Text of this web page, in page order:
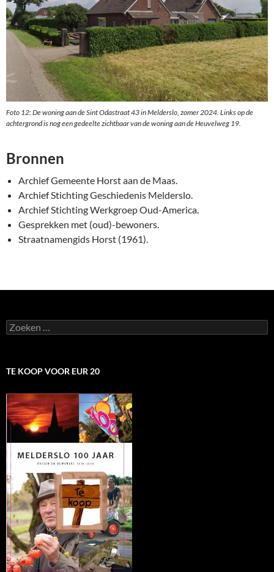
Foto 12: De woning aan de Sint Odastraat 43 in Melderslo, zomer 2024. Links op de
achtergrond is nog een gedeelte zichtbaar van de woning aan de Heuvelweg 19.
Bronnen
Archief Gemeente Horst aan de Maas.
Archief Stichting Geschiedenis Melderslo.
Archief Stichting Werkgroep Oud-America.
Gesprekken met (oud)-bewoners.
Straatnamengids Horst (1961).
Zoeken
naar:
TE KOOP VOOR EUR 20